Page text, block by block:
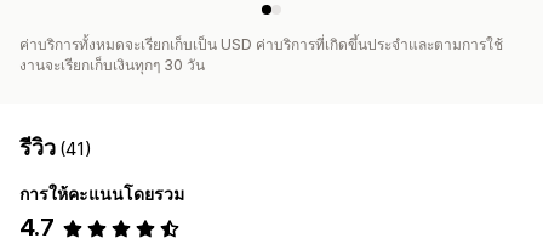
ค่าบริการทั้งหมดจะเรียกเก็บเป็น USD ค่าบริการที่เกิดขึ้นประจำและตามการใช้
งานจะเรียกเก็บเงินทุกๆ 30 วัน
รีวิว (41)
การให้คะแนนโดยรวม
4.7